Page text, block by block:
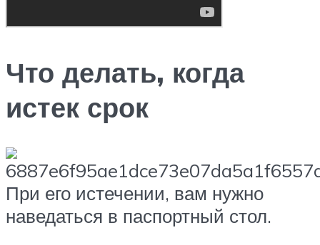
Что делать, когда
истек срок
При его истечении, вам нужно
наведаться в паспортный стол.